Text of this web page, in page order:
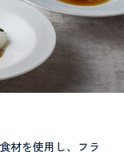
材を使用し、フラ